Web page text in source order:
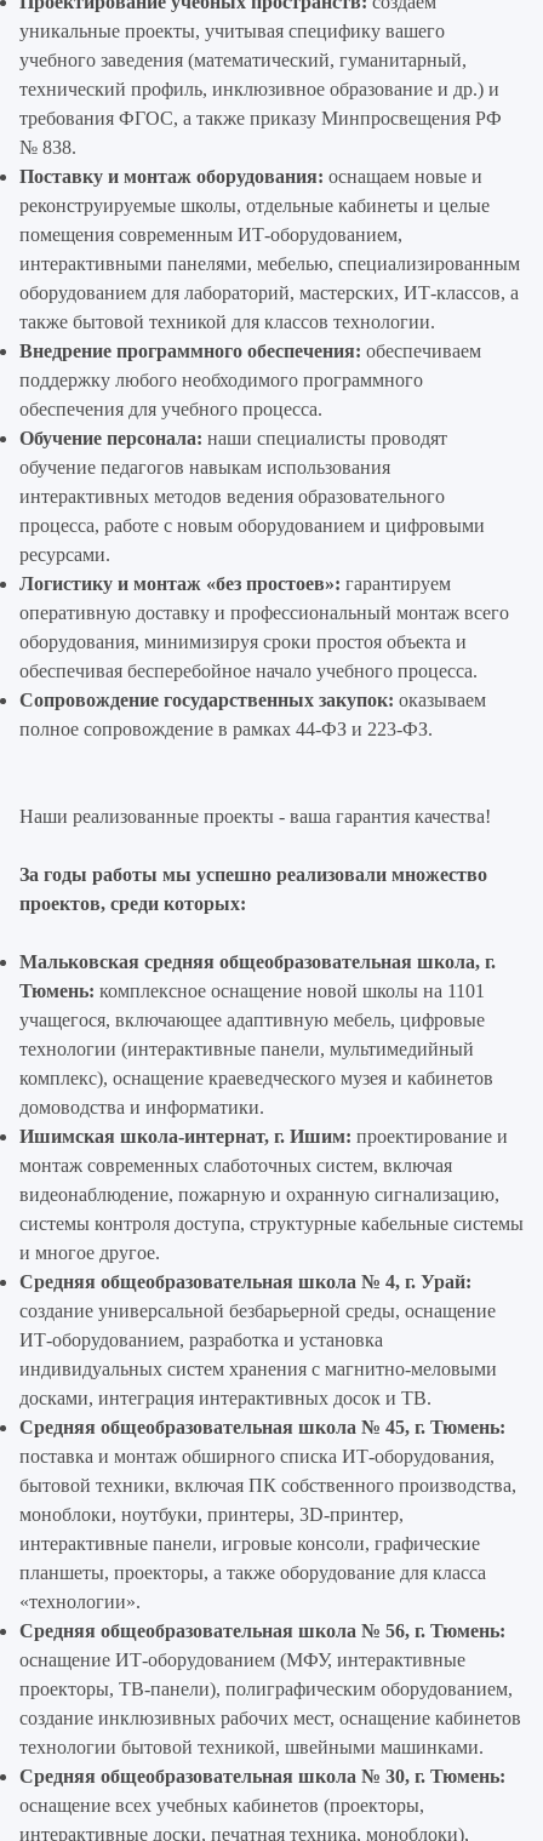
уникальные проекты, учитывая специфику вашего
учебного заведения (математический, гуманитарный,
технический профиль, инклюзивное образование и др.) и
требования ФГОС, а также приказу Минпросвещения РФ
№ 838.
Поставку и монтаж оборудования: оснащаем новые и
реконструируемые школы, отдельные кабинеты и целые
помещения современным ИТ-оборудованием,
интерактивными панелями, мебелью, специализированным
оборудованием для лабораторий, мастерских, ИТ-классов, а
также бытовой техникой для классов технологии.
Внедрение программного обеспечения: обеспечиваем
поддержку любого необходимого программного
обеспечения для учебного процесса.
Обучение персонала: наши специалисты проводят
обучение педагогов навыкам использования
интерактивных методов ведения образовательного
процесса, работе с новым оборудованием и цифровыми
ресурсами.
Логистику и монтаж «без простоев»: гарантируем
оперативную доставку и профессиональный монтаж всего
оборудования, минимизируя сроки простоя объекта и
обеспечивая бесперебойное начало учебного процесса.
Сопровождение государственных закупок: оказываем
полное сопровождение в рамках 44-ФЗ и 223-ФЗ.
Наши реализованные проекты - ваша гарантия качества!
За годы работы мы успешно реализовали множество
проектов, среди которых:
Мальковская средняя общеобразовательная школа, г.
Тюмень: комплексное оснащение новой школы на 1101
учащегося, включающее адаптивную мебель, цифровые
технологии (интерактивные панели, мультимедийный
комплекс), оснащение краеведческого музея и кабинетов
домоводства и информатики.
Ишимская школа-интернат, г. Ишим: проектирование и
монтаж современных слаботочных систем, включая
видеонаблюдение, пожарную и охранную сигнализацию,
системы контроля доступа, структурные кабельные системы
и многое другое.
Средняя общеобразовательная школа № 4, г. Урай:
создание универсальной безбарьерной среды, оснащение
ИТ-оборудованием, разработка и установка
индивидуальных систем хранения с магнитно-меловыми
досками, интеграция интерактивных досок и ТВ.
Средняя общеобразовательная школа № 45, г. Тюмень:
поставка и монтаж обширного списка ИТ-оборудования,
бытовой техники, включая ПК собственного производства,
моноблоки, ноутбуки, принтеры, 3D-принтер,
интерактивные панели, игровые консоли, графические
планшеты, проекторы, а также оборудование для класса
«технологии».
Средняя общеобразовательная школа № 56, г. Тюмень:
оснащение ИТ-оборудованием (МФУ, интерактивные
проекторы, ТВ-панели), полиграфическим оборудованием,
создание инклюзивных рабочих мест, оснащение кабинетов
технологии бытовой техникой, швейными машинками.
Средняя общеобразовательная школа № 30, г. Тюмень:
оснащение всех учебных кабинетов (проекторы,
интерактивные доски, печатная техника, моноблоки),